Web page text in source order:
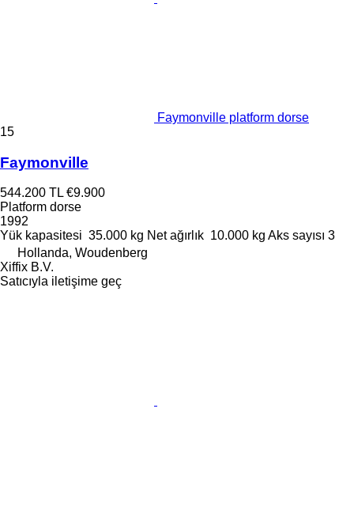
Faymonville platform dorse
15
Faymonville
544.200 TL €9.900
Platform dorse
1992
Yük kapasitesi 35.000 kg Net ağırlık 10.000 kg Aks sayısı 3
Hollanda, Woudenberg
Xiffix B.V.
Satıcıyla iletişime geç